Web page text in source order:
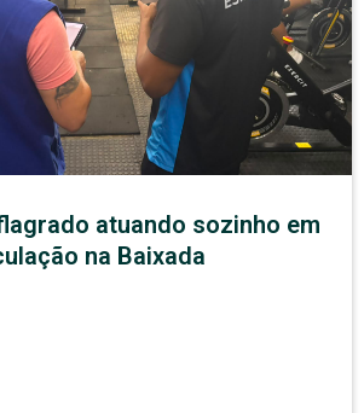
atuando sozinho em
na Baixada